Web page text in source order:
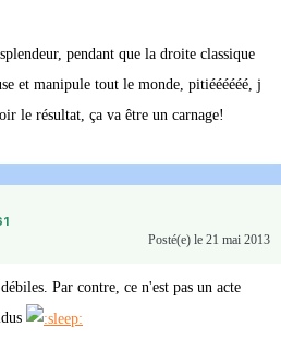
pendant que la droite classique
et manipule tout le monde, pitiéééééé, j
le résultat, ça va être un carnage!
Posté(e) le 21 mai 2013
Par contre, ce n'est pas un acte